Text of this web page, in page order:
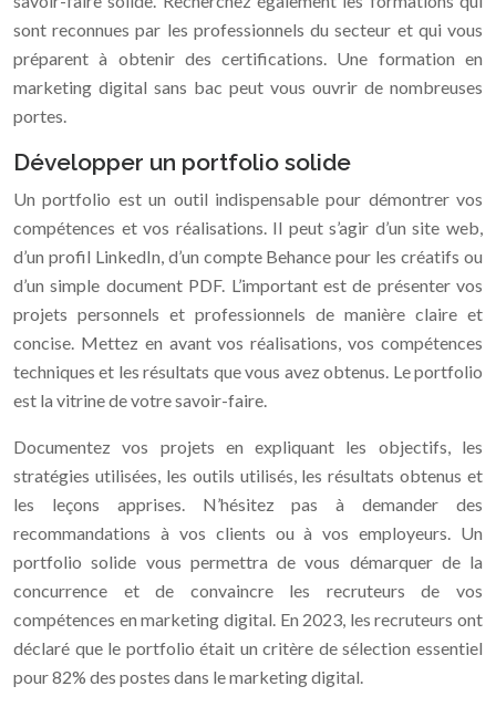
sont reconnues par les professionnels du secteur et qui vous
préparent à obtenir des certifications. Une formation en
marketing digital sans bac peut vous ouvrir de nombreuses
portes.
Développer un portfolio solide
Un portfolio est un outil indispensable pour démontrer vos
compétences et vos réalisations. Il peut s’agir d’un site web,
d’un profil LinkedIn, d’un compte Behance pour les créatifs ou
d’un simple document PDF. L’important est de présenter vos
projets personnels et professionnels de manière claire et
concise. Mettez en avant vos réalisations, vos compétences
techniques et les résultats que vous avez obtenus. Le portfolio
est la vitrine de votre savoir-faire.
Documentez vos projets en expliquant les objectifs, les
stratégies utilisées, les outils utilisés, les résultats obtenus et
les leçons apprises. N’hésitez pas à demander des
recommandations à vos clients ou à vos employeurs. Un
portfolio solide vous permettra de vous démarquer de la
concurrence et de convaincre les recruteurs de vos
compétences en marketing digital. En 2023, les recruteurs ont
déclaré que le portfolio était un critère de sélection essentiel
pour 82% des postes dans le marketing digital.